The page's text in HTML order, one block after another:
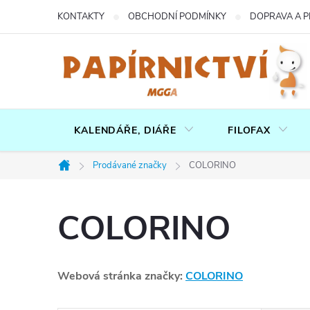
KONTAKTY OBCHODNÍ PODMÍNKY DOPRAVA A
KALENDÁŘE, DIÁŘE FILOFAX
Domů
Prodávané značky COLORINO
COLORINO
Webová stránka značky: COLORINO